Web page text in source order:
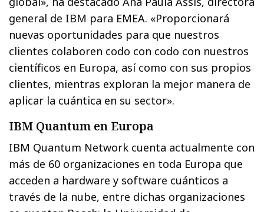
general de IBM para EMEA. «Proporcionará
nuevas oportunidades para que nuestros
clientes colaboren codo con codo con nuestros
científicos en Europa, así como con sus propios
clientes, mientras exploran la mejor manera de
aplicar la cuántica en su sector».
IBM Quantum en Europa
IBM Quantum Network cuenta actualmente con
más de 60 organizaciones en toda Europa que
acceden a hardware y software cuánticos a
través de la nube, entre dichas organizaciones